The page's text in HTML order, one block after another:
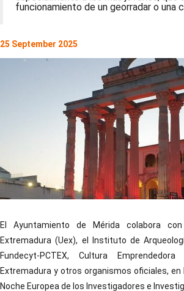
funcionamiento de un georradar o una
25 September 2025
El Ayuntamiento de Mérida colabora
Extremadura (Uex), el Instituto de
Fundecyt-PCTEX, Cultura
Extremadura y otros organismos oficiales, en
Noche Europea de los Investigadores e